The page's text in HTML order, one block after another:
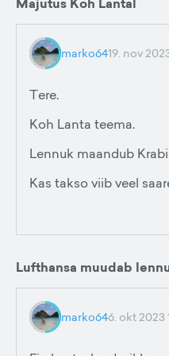
marko6419. nov
Tere.
Koh Lanta teema.
Lennuk maandub
Kas takso viib veel
Lufthansa muudab
marko646. okt 2023